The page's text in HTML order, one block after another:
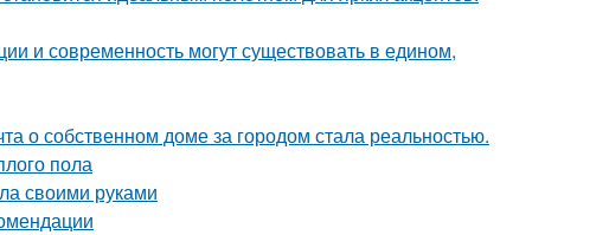
и современность могут существовать в едином,
о собственном доме за городом стала реальностью.
пола
своими руками